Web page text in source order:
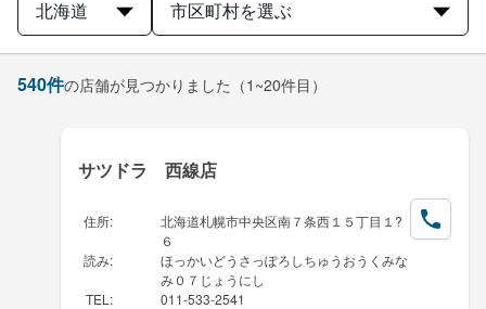
北海道 市区町村を選ぶ
540件の店舗が見つかりました （1~20件目）
サツドラ 西線店
住所:
北海道札幌市中央区南７条西１５丁目１?
６
読み:
ほっかいどうさっぽろしちゅうおうくみな
み０７じょうにし
TEL : 011-533-2541